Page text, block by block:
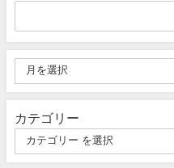
カテゴリー